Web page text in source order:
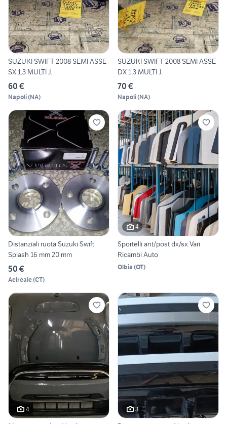
SUZUKI SWIFT 2008 SEMI ASSE
SX 1.3 MULTI J.
60 €
Napoli(NA)
SUZUKI SWIFT 2008 SEMI ASSE
DX 1.3 MULTI J.
70 €
Napoli(NA)
Distanziali ruota Suzuki Swift
Splash 16 mm 20 mm
50 €
Acireale(CT)
4
Sportelli ant/post dx/sx Vari
Ricambi Auto
Olbia (OT)
4 3